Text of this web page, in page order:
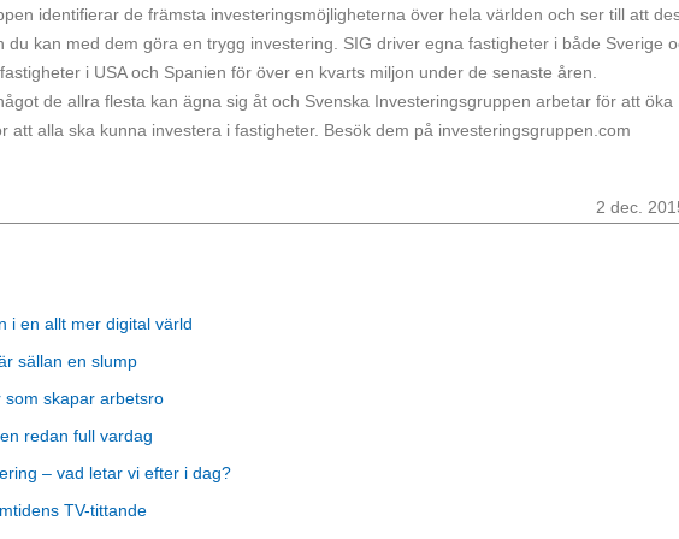
identifierar de främsta investeringsmöjligheterna över hela världen och ser till att
du kan med dem göra en trygg investering. SIG driver egna fastigheter i både Sverige
i USA och Spanien för över en kvarts miljon under de senaste åren.
de allra flesta kan ägna sig åt och Svenska Investeringsgruppen arbetar för att öka
att alla ska kunna investera i fastigheter. Besök dem på investeringsgruppen.com
2 dec.
i en allt mer digital värld
sällan en slump
som skapar arbetsro
redan full vardag
– vad letar vi efter i dag?
TV-tittande